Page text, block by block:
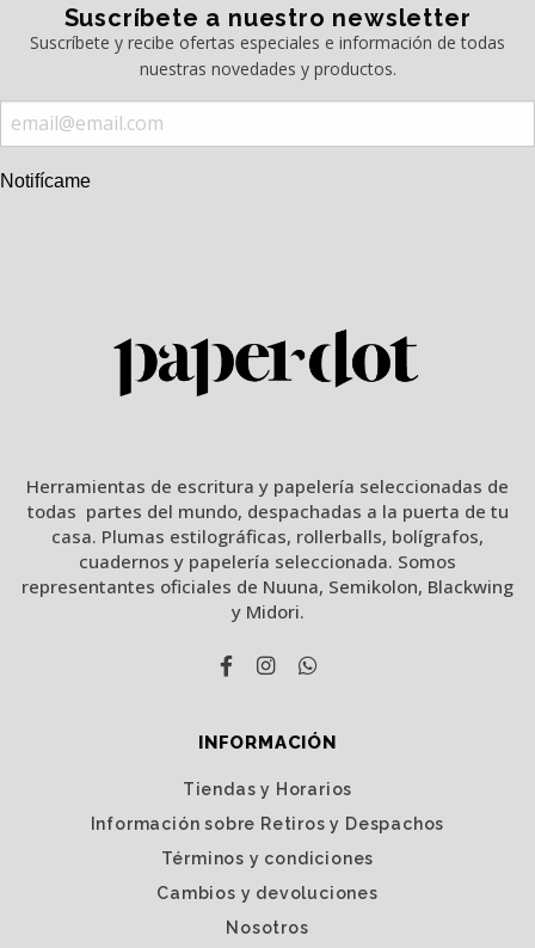
Suscríbete a nuestro newsletter
Suscríbete y recibe ofertas especiales e información de todas
nuestras novedades y productos.
Notifícame
Herramientas de escritura y papelería seleccionadas de
todas partes del mundo, despachadas a la puerta de tu
casa. Plumas estilográficas, rollerballs, bolígrafos,
cuadernos y papelería seleccionada. Somos
representantes oficiales de Nuuna, Semikolon, Blackwing
y Midori.
INFORMACIÓN
Tiendas y Horarios
Información sobre Retiros y Despachos
Términos y condiciones
Cambios y devoluciones
Nosotros